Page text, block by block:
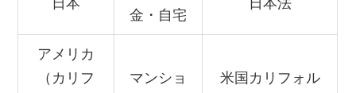
金・自宅
アメリカ
（カリフ
マンショ
米国カリフォル